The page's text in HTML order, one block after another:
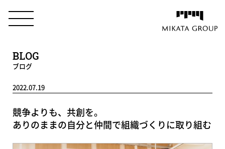
BLOG
ブログ
2022.07.19
競争よりも、共創を。
ありのままの自分と仲間で組織づくりに取り組む